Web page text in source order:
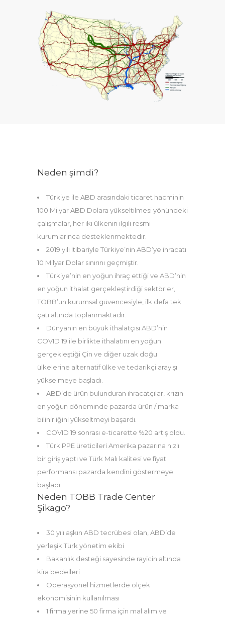
Neden şimdi?
Türkiye ile ABD arasındaki ticaret hacminin
100 Milyar ABD Dolara yükseltilmesi yönündeki
çalışmalar, her iki ülkenin ilgili resmi
kurumlarınca desteklenmektedir.
2019 yılı itibariyle Türkiye’nin ABD’ye ihracatı
10 Milyar Dolar sınırını geçmiştir.
Türkiye’nin en yoğun ihraç ettiği ve ABD’nin
en yoğun ithalat gerçekleştirdiği sektörler,
TOBB’un kurumsal güvencesiyle, ilk defa tek
çatı altında toplanmaktadır.
Dünyanın en büyük ithalatçısı ABD’nin
COVID 19 ile birlikte ithalatını en yoğun
gerçekleştiği Çin ve diğer uzak doğu
ülkelerine alternatif ülke ve tedarikçi arayışı
yükselmeye başladı.
ABD’de ürün bulunduran ihracatçılar, krizin
en yoğun döneminde pazarda ürün / marka
bilinirliğini yükseltmeyi başardı.
COVID 19 sonrası e-ticarette %20 artış oldu.
Türk PPE üreticileri Amerika pazarına hızlı
bir giriş yaptı ve Türk Malı kalitesi ve fiyat
performansı pazarda kendini göstermeye
başladı.
Neden TOBB Trade Center
Şikago?
30 yılı aşkın ABD tecrübesi olan, ABD’de
yerleşik Türk yönetim ekibi
Bakanlık desteği sayesinde rayicin altında
kira bedelleri
Operasyonel hizmetlerde ölçek
ekonomisinin kullanılması
1 firma yerine 50 firma için mal alım ve